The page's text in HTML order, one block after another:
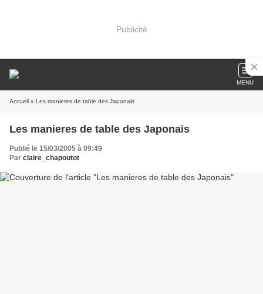
Publicité
MENU
Accueil » Les manieres de table des Japonais
Les manieres de table des Japonais
Publié le 15/03/2005 à 09:49
Par claire_chapoutot